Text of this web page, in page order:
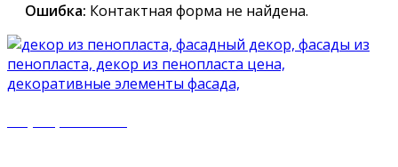
Ошибка: Контактная форма не найдена.